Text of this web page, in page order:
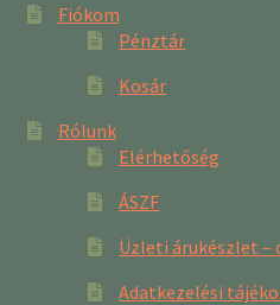
Fiókom
Pénztár
Kosár
Rólunk
Elérhetőség
ÁSZF
Üzleti árukészlet
Adatkezelési